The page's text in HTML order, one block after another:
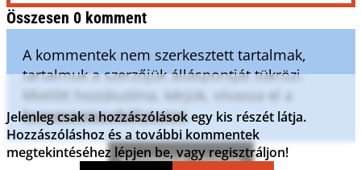
Összesen 0 komment
A kommentek nem szerkesztett tartalmak,
tartalmuk a szerzőjük álláspontját tükrözi.
Mielőtt hozzászólna, kérjük, olvassa el a
kommentszabályzatot.
Kommentek frissítése
Jelenleg csak a hozzászólások egy kis részét látja.
Hozzászóláshoz és a további kommentek
megtekintéséhez lépjen be, vagy regisztráljon!